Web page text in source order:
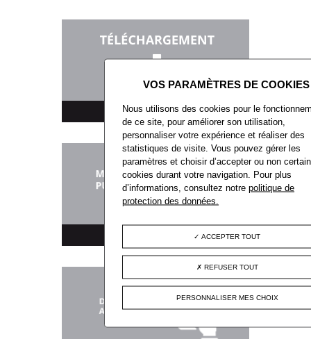
TÉLÉCHARGEMENT
MARCHÉS PUBLICS
Nous utilisons des cookies pour le
de ce site, pour améliorer son utilisation,
personnaliser votre expérience et réaliser des
statistiques de visite. Vous pouvez gérer les
paramètres et choisir d’accepter ou non
cookies durant votre navigation. Pour plus
d’informations, consultez notrepolitique de
protection des données.
ACCEPTER TOUT
REFUSER TOUT
PERSONNALISER MES CHOIX